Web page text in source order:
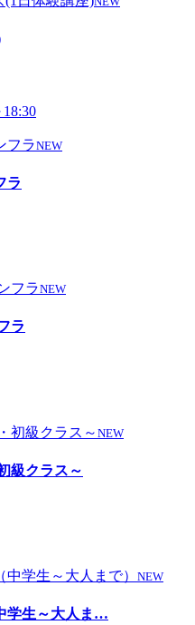
NEW
ラ
NEW
ラ
NEW
級クラス～
NEW
学生～大人ま…